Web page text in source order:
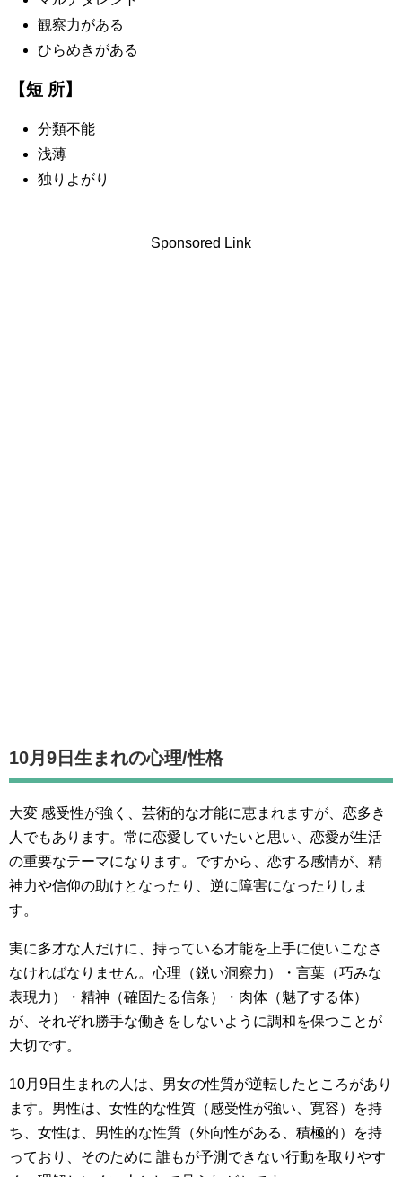
観察力がある
ひらめきがある
【短 所】
分類不能
浅薄
独りよがり
Sponsored Link
10月9日生まれの心理/性格
大変 感受性が強く、芸術的な才能に恵まれますが、恋多き
人でもあります。常に恋愛していたいと思い、恋愛が生活
の重要なテーマになります。ですから、恋する感情が、精
神力や信仰の助けとなったり、逆に障害になったりしま
す。
実に多才な人だけに、持っている才能を上手に使いこなさ
なければなりません。心理（鋭い洞察力）・言葉（巧みな
表現力）・精神（確固たる信条）・肉体（魅了する体）
が、それぞれ勝手な働きをしないように調和を保つことが
大切です。
10月9日生まれの人は、男女の性質が逆転したところがあり
ます。男性は、女性的な性質（感受性が強い、寛容）を持
ち、女性は、男性的な性質（外向性がある、積極的）を持
っており、そのために 誰もが予測できない行動を取りやす